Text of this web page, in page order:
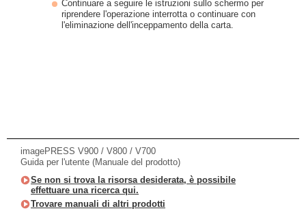
Continuare a seguire le istruzioni sullo schermo per
riprendere l'operazione interrotta o continuare con
l'eliminazione dell'inceppamento della carta.
imagePRESS V900 / V800 / V700
Guida per l'utente (Manuale del prodotto)
Se non si trova la risorsa desiderata, è possibile
effettuare una ricerca qui.
Trovare manuali di altri prodotti